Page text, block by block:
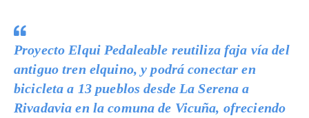
Proyecto Elqui Pedaleable reutiliza faja vía del
antiguo tren elquino, y podrá conectar en
bicicleta a 13 pueblos desde La Serena a
Rivadavia en la comuna de Vicuña, ofreciendo